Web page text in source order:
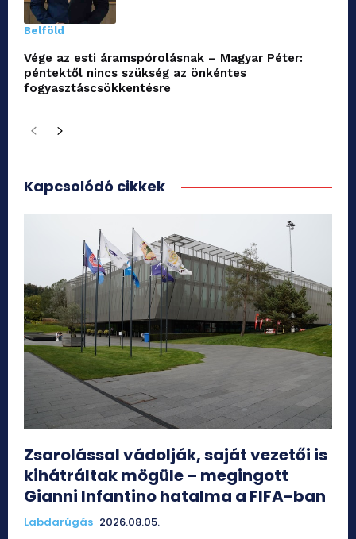
Belföld
Vége az esti áramspórolásnak – Magyar Péter:
péntektől nincs szükség az önkéntes
fogyasztáscsökkentésre
Kapcsolódó cikkek
Zsarolással vádolják, saját vezetői is
kihátráltak mögüle – megingott
Gianni Infantino hatalma a FIFA-ban
Labdarúgás 2026.08.05.